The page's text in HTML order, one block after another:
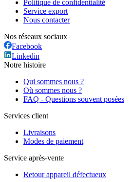
Politique de confidentialité
Service export
Nous contacter
Nos réseaux sociaux
Facebook
Linkedin
Notre histoire
Qui sommes nous ?
Où sommes nous ?
FAQ - Questions souvent posées
Services client
Livraisons
Modes de paiement
Service après-vente
Retour appareil défectueux